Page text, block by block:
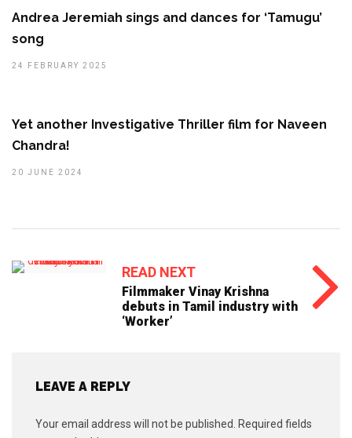
Andrea Jeremiah sings and dances for ‘Tamugu’
song
24 FEBRUARY 2025
Yet another Investigative Thriller film for Naveen
Chandra!
20 JUNE 2024
READ NEXT
Filmmaker Vinay Krishna
debuts in Tamil industry with
‘Worker’
LEAVE A REPLY
Your email address will not be published.
Required fields